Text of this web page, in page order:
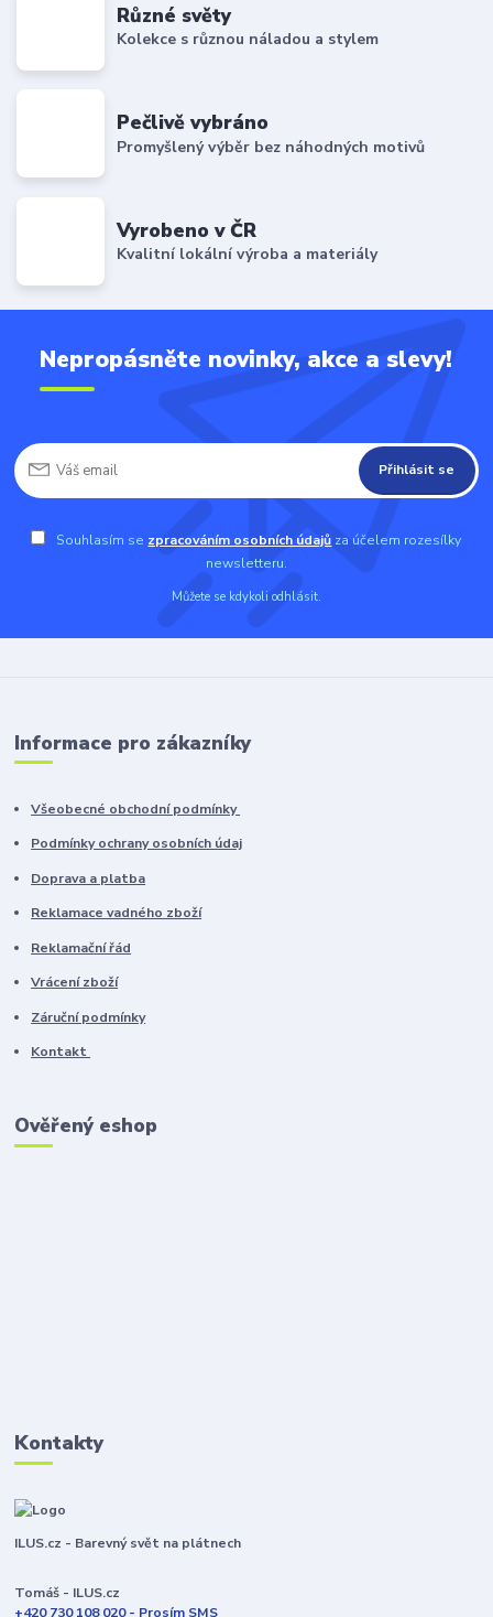
Různé světy
Kolekce s různou náladou a stylem
Pečlivě vybráno
Promyšlený výběr bez náhodných motivů
Vyrobeno v ČR
Kvalitní lokální výroba a materiály
Nepropásněte novinky, akce a slevy!
Přihlásit se
Souhlasím se zpracováním osobních údajů za účelem rozesílky
newsletteru.
Můžete se kdykoli odhlásit.
Informace pro zákazníky
Všeobecné obchodní podmínky
Podmínky ochrany osobních údaj
Doprava a platba
Reklamace vadného zboží
Reklamační řád
Vrácení zboží
Záruční podmínky
Kontakt
Ověřený eshop
Kontakty
ILUS.cz - Barevný svět na plátnech
Tomáš - ILUS.cz
+420 730 108 020 - Prosím SMS